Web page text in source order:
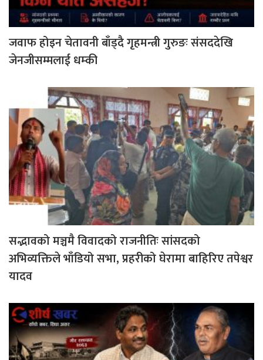
जवाफ होइन चेतावनी बाँड्दै गृहमन्त्री गुरुङः संसददेखि
जेनजीसम्मलाई धम्की
सद्भावको मञ्चमै विवादको राजनीतिः सांसदको
अभिव्यक्तिले भाँडियो सभा, प्रहरीको घेरामा बाहिरिए तपेश्वर
यादव